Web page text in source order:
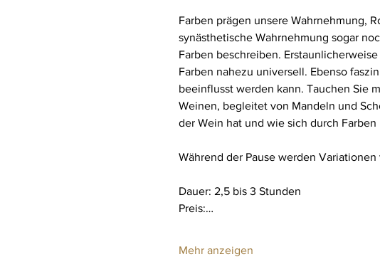
Farben prägen unsere Wahrnehmung,
synästhetische Wahrnehmung sogar
Farben beschreiben.
Farben nahezu universell. Ebenso
beeinflusst werden kann. Tauchen Sie
Weinen, begleitet von Mandeln und
der Wein hat und wie sich durch
Während der Pause werden
Dauer: 2,5 bis 3 Stunden
Preis:…
Mehr anzeigen